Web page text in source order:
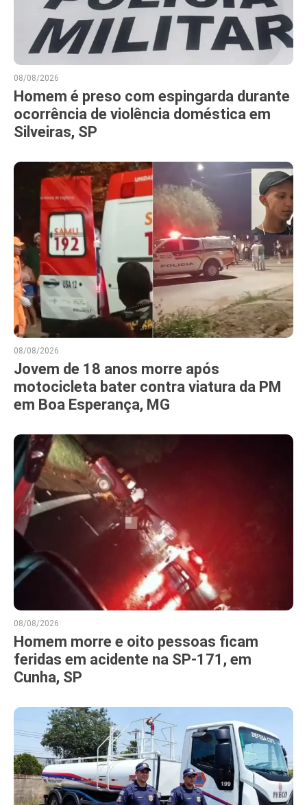
08/08/2026
Homem é preso com espingarda durante
ocorrência de violência doméstica em
Silveiras, SP
08/08/2026
Jovem de 18 anos morre após
motocicleta bater contra viatura da PM
em Boa Esperança, MG
08/08/2026
Homem morre e oito pessoas ficam
feridas em acidente na SP-171, em
Cunha, SP